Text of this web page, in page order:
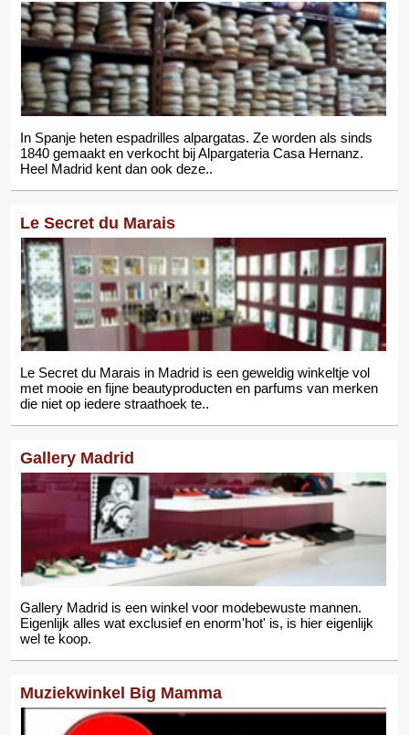
In Spanje heten espadrilles alpargatas. Ze worden als sinds
1840 gemaakt en verkocht bij Alpargateria Casa Hernanz.
Heel Madrid kent dan ook deze..
Le Secret du Marais
Le Secret du Marais in Madrid is een geweldig winkeltje vol
met mooie en fijne beautyproducten en parfums van merken
die niet op iedere straathoek te..
Gallery Madrid
Gallery Madrid is een winkel voor modebewuste mannen.
Eigenlijk alles wat exclusief en enorm'hot' is, is hier eigenlijk
wel te koop.
Muziekwinkel Big Mamma